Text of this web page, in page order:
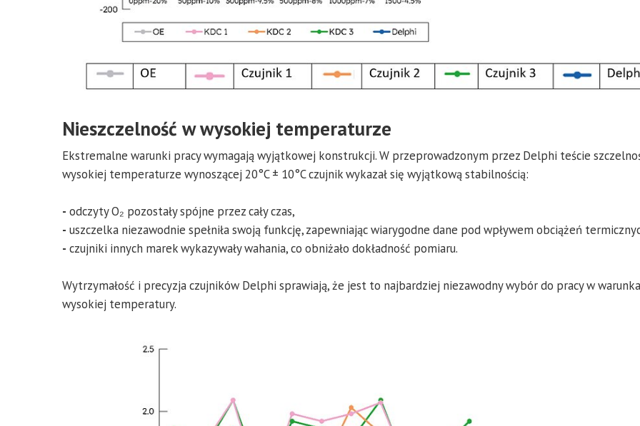
Nieszczelność w wysokiej temperaturze
Ekstremalne warunki pracy wymagają wyjątkowej konstrukcji. W przeprowadzonym przez Delphi teście
wysokiej temperaturze wynoszącej 20°C ± 10°C czujnik wykazał się wyjątkową stabilnością:
- odczyty O₂ pozostały spójne przez cały czas,
- uszczelka niezawodnie spełniła swoją funkcję, zapewniając wiarygodne dane pod wpływem obciążeń
- czujniki innych marek wykazywały wahania, co obniżało dokładność pomiaru.
Wytrzymałość i precyzja czujników Delphi sprawiają, że jest to najbardziej niezawodny wybór do pracy w
wysokiej temperatury.